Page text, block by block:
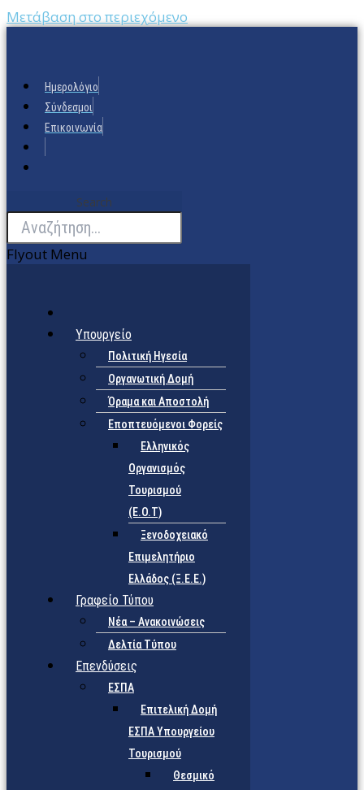
Μετάβαση στο περιεχόμενο
Ημερολόγιο
Σύνδεσμοι
Επικοινωνία
Search
Flyout Menu
Υπουργείο
Πολιτική Ηγεσία
Οργανωτική Δομή
Όραμα και Αποστολή
Εποπτευόμενοι Φορείς
Eλληνικός
Οργανισμός
Τουρισμού
(Ε.Ο.Τ)
Ξενοδοχειακό
Επιμελητήριο
Ελλάδος (Ξ.Ε.Ε.)
Γραφείο Τύπου
Νέα – Ανακοινώσεις
Δελτία Τύπου
Επενδύσεις
ΕΣΠΑ
Επιτελική Δομή
ΕΣΠΑ Υπουργείου
Τουρισμού
Θεσμικό